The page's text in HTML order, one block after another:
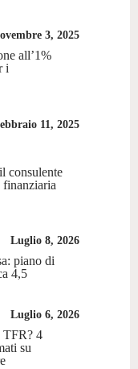
3, 2025
all’1%
i
11, 2025
consulente
finanziaria
Luglio 8, 2026
piano di
4,5
Luglio 6, 2026
TFR? 4
su